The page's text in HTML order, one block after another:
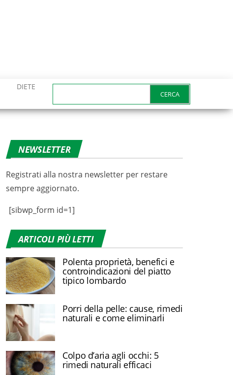
DIETE
per:
NEWSLETTER
Registrati alla nostra newsletter per restare
sempre aggiornato.
[sibwp_form id=1]
ARTICOLI PIÙ LETTI
Polenta proprietà, benefici e
controindicazioni del piatto
tipico lombardo
Porri della pelle: cause, rimedi
naturali e come eliminarli
Colpo d’aria agli occhi: 5
rimedi naturali efficaci